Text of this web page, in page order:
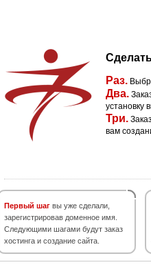
Раз.
Два.
установку
Три.
вам
Первый шаг вы уже сделали,
зарегистрировав доменное имя.
Следующими шагами будут заказ
хостинга и создание сайта.